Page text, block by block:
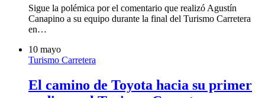
Sigue la polémica por el comentario que realizó Agustín
Canapino a su equipo durante la final del Turismo Carretera
en…
10 mayo
Turismo Carretera
El camino de Toyota hacia su primer